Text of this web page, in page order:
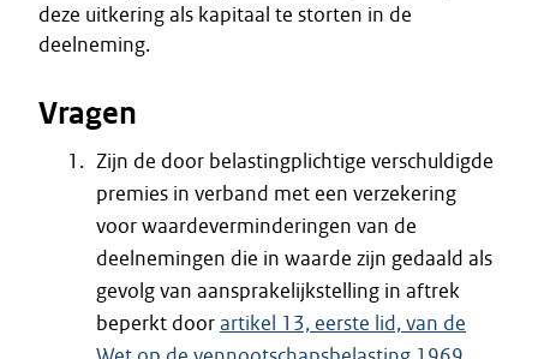
deze uitkering als kapitaal te storten in de
deelneming.
Vragen
Zijn de door belastingplichtige verschuldigde
premies in verband met een verzekering
voor waardeverminderingen van de
deelnemingen die in waarde zijn gedaald als
gevolg van aansprakelijkstelling in aftrek
beperkt doorartikel 13, eerste lid, van de